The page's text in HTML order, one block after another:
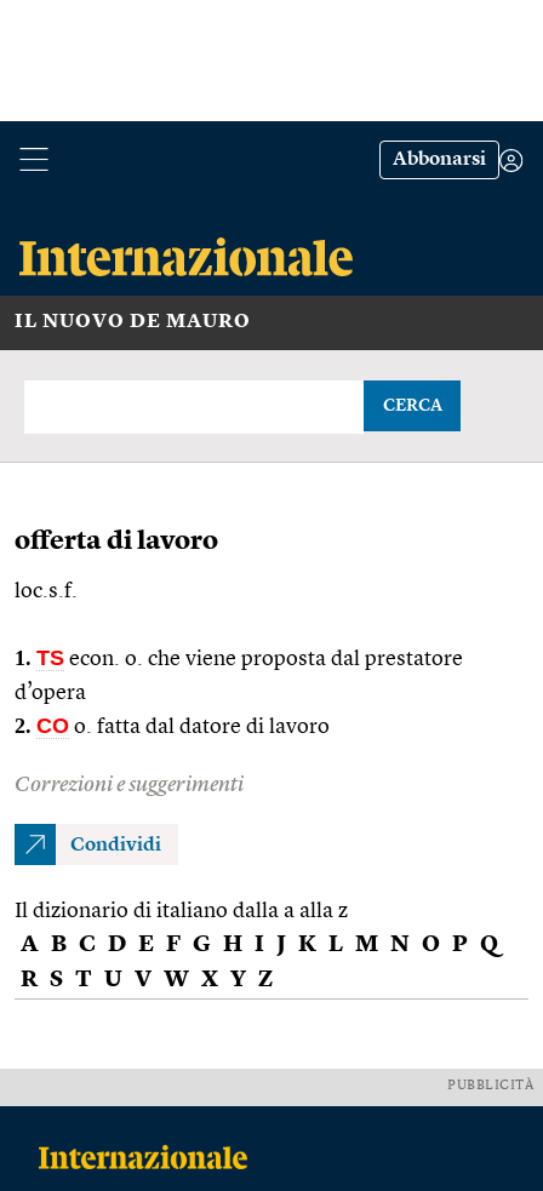
Abbonarsi
IL NUOVO DE MAURO
CERCA
offerta di lavoro
loc.s.f.
1. TS econ. o. che viene proposta dal prestatore
d’opera
2. CO o. fatta dal datore di lavoro
Correzioni e suggerimenti
Condividi
Il dizionario di italiano dalla a alla z
A B C D E F G H I J K L M N O P Q
R S T U V W X Y Z
PUBBLICITÀ